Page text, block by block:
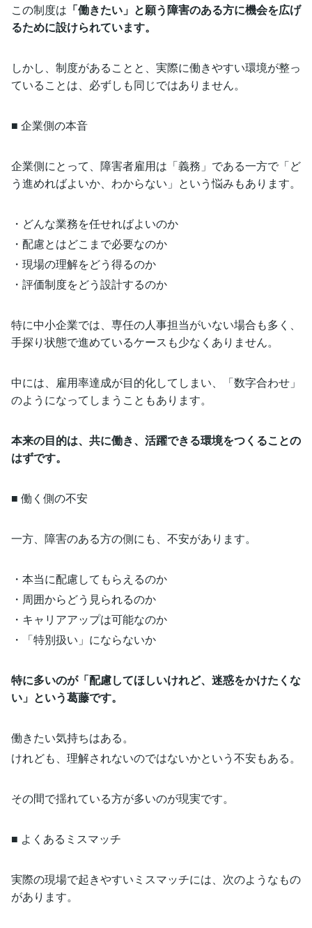
この制度は 「働きたい」と願う障害のある方に機会を広げ
るために設けられています。
しかし、制度があることと、実際に働きやすい環境が整っ
ていることは、必ずしも同じではありません。
■ 企業側の本音
企業側にとって、障害者雇用は「義務」である一方で「ど
う進めればよいか、わからない」という悩みもあります。
・どんな業務を任せればよいのか
・配慮とはどこまで必要なのか
・現場の理解をどう得るのか
・評価制度をどう設計するのか
特に中小企業では、専任の人事担当がいない場合も多く、
手探り状態で進めているケースも少なくありません。
中には、雇用率達成が目的化してしまい、「数字合わせ」
のようになってしまうこともあります。
本来の目的は、共に働き、活躍できる環境をつくることの
はずです。
■ 働く側の不安
一方、障害のある方の側にも、不安があります。
・本当に配慮してもらえるのか
・周囲からどう見られるのか
・キャリアアップは可能なのか
・「特別扱い」にならないか
特に多いのが「配慮してほしいけれど、迷惑をかけたくな
い」という葛藤です。
働きたい気持ちはある。
けれども、理解されないのではないかという不安もある。
その間で揺れている方が多いのが現実です。
■ よくあるミスマッチ
実際の現場で起きやすいミスマッチには、次のようなもの
があります。